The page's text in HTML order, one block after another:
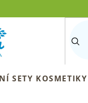
SETY KOSMETIKY